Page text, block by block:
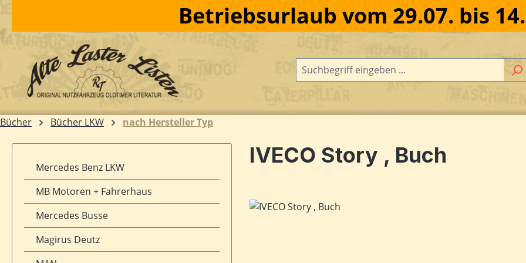
Betriebsurlaub vom 29.07. bis
Bücher Bücher LKW nach Hersteller Typ
Mercedes Benz LKW
MB Motoren + Fahrerhaus
Mercedes Busse
Magirus Deutz
IVECO Story , Buch
Bildergalerie überspringen